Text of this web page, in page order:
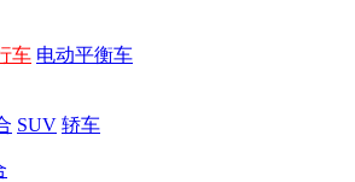
车 电动平衡车
SUV 轿车